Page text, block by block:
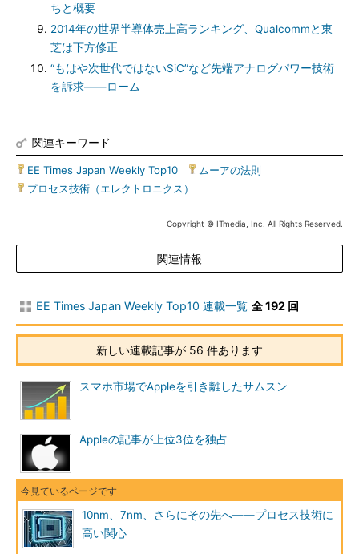
ちと概要
2014年の世界半導体売上高ランキング、Qualcommと東
芝は下方修正
“もはや次世代ではないSiC”など先端アナログパワー技術
を訴求――ローム
関連キーワード
EE Times Japan Weekly Top10 ムーアの法則
プロセス技術（エレクトロニクス）
Copyright © ITmedia, Inc. All Rights Reserved.
関連情報
EE Times Japan Weekly Top10 連載一覧 全 192 回
新しい連載記事が 56 件あります
スマホ市場でAppleを引き離したサムスン
Appleの記事が上位3位を独占
10nm、7nm、さらにその先へ――プロセス技術に
高い関心